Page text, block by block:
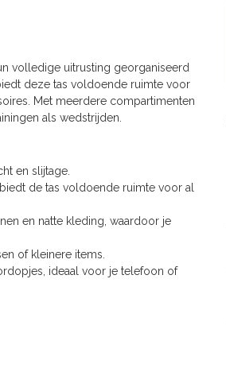
volledige uitrusting georganiseerd
deze tas voldoende ruimte voor
Met meerdere compartimenten
als wedstrijden.
en slijtage.
de tas voldoende ruimte voor al
en natte kleding, waardoor je
of kleinere items.
ideaal voor je telefoon of